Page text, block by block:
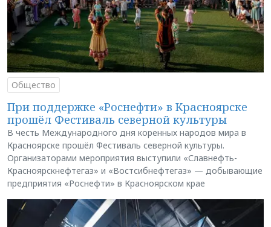
Общество
При поддержке «Роснефти» в Красноярске
прошёл Фестиваль северной культуры
В честь Международного дня коренных народов мира в
Красноярске прошёл Фестиваль северной культуры.
Организаторами мероприятия выступили «Славнефть-
Красноярскнефтегаз» и «Востсибнефтегаз» — добывающие
предприятия «Роснефти» в Красноярском крае